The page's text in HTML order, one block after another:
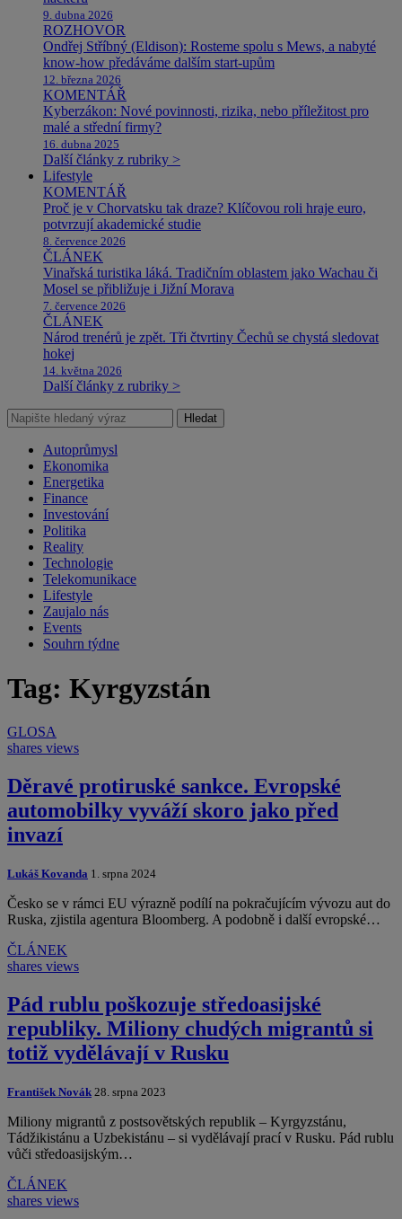
9. dubna 2026
ROZHOVOR
Ondřej Stříbný (Eldison): Rosteme spolu s Mews, a nabyté
know-how předáváme dalším start-upům
12. března 2026
KOMENTÁŘ
Kyberzákon: Nové povinnosti, rizika, nebo příležitost pro
malé a střední firmy?
16. dubna 2025
Další články z rubriky >
Lifestyle
KOMENTÁŘ
Proč je v Chorvatsku tak draze? Klíčovou roli hraje euro,
potvrzují akademické studie
8. července 2026
ČLÁNEK
Vinařská turistika láká. Tradičním oblastem jako Wachau či
Mosel se přibližuje i Jižní Morava
7. července 2026
ČLÁNEK
Národ trenérů je zpět. Tři čtvrtiny Čechů se chystá sledovat
hokej
14. května 2026
Další články z rubriky >
Hledat
Autoprůmysl
Ekonomika
Energetika
Finance
Investování
Politika
Reality
Technologie
Telekomunikace
Lifestyle
Zaujalo nás
Events
Souhrn týdne
Tag: Kyrgyzstán
GLOSA
shares views
Děravé protiruské sankce. Evropské
automobilky vyváží skoro jako před
invazí
Lukáš Kovanda 1. srpna 2024
Česko se v rámci EU výrazně podílí na pokračujícím vývozu aut do
Ruska, zjistila agentura Bloomberg. A podobně i další evropské…
ČLÁNEK
shares views
Pád rublu poškozuje středoasijské
republiky. Miliony chudých migrantů si
totiž vydělávají v Rusku
František Novák 28. srpna 2023
Miliony migrantů z postsovětských republik – Kyrgyzstánu,
Tádžikistánu a Uzbekistánu – si vydělávají prací v Rusku. Pád rublu
vůči středoasijským…
ČLÁNEK
shares views